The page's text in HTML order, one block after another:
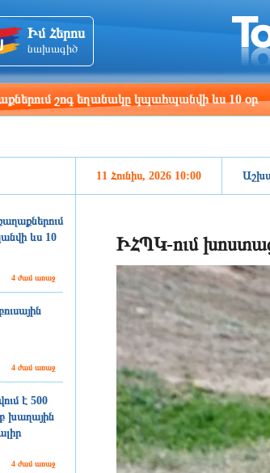
Moscow
09:18
Los
23:18
Իմ Հերոս
նախագիծ
եղանակը կպահպանվի ևս 10 օր 10:12
ևս 10
4 ժամ առաջ
4 ժամ առաջ
է 500
խաղային
4 ժամ առաջ
11 Հունիս, 2026 10:00
ԻՀՊԿ-ում